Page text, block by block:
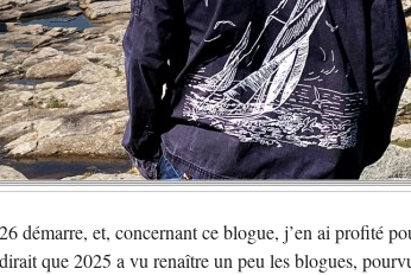
démarre, et, concernant ce blogue, j’en ai profité
que 2025 a vu renaître un peu les blogues,